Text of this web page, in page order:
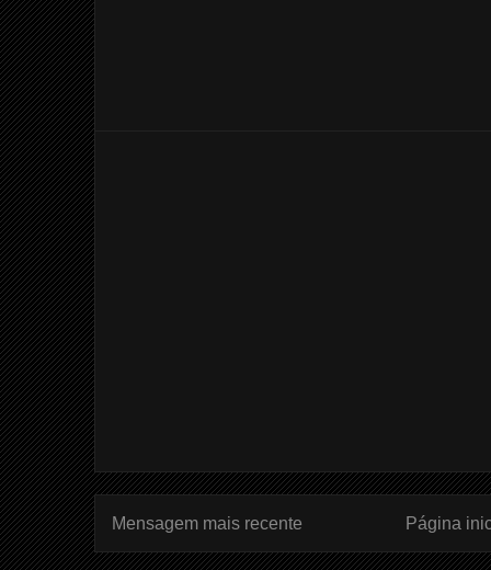
Mensagem mais recente Página